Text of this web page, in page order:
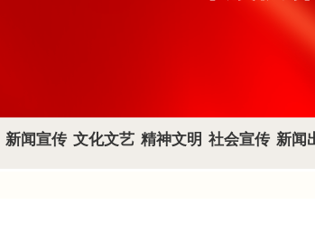
新闻宣传 文化文艺 精神文明 社会宣传 新闻